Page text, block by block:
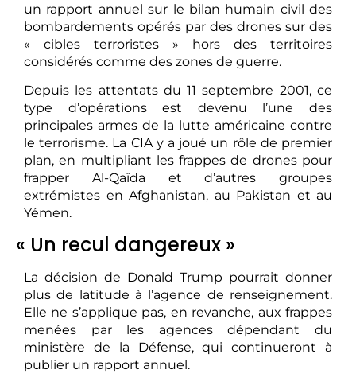
un rapport annuel sur le bilan humain civil des
bombardements opérés par des drones sur des
« cibles terroristes » hors des territoires
considérés comme des zones de guerre.
Depuis les attentats du 11 septembre 2001, ce
type d’opérations est devenu l’une des
principales armes de la lutte américaine contre
le terrorisme. La CIA y a joué un rôle de premier
plan, en multipliant les frappes de drones pour
frapper Al-Qaïda et d’autres groupes
extrémistes en Afghanistan, au Pakistan et au
Yémen.
« Un recul dangereux »
La décision de Donald Trump pourrait donner
plus de latitude à l’agence de renseignement.
Elle ne s’applique pas, en revanche, aux frappes
menées par les agences dépendant du
ministère de la Défense, qui continueront à
publier un rapport annuel.